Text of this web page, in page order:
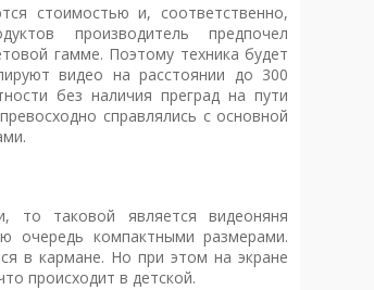
стоимостью и, соответственно,
производитель предпочел
гамме. Поэтому техника будет
видео на расстоянии до 300
без наличия преград на пути
справлялись с основной
то таковой является видеоняня
очередь компактными размерами.
в кармане. Но при этом на экране
происходит в детской.